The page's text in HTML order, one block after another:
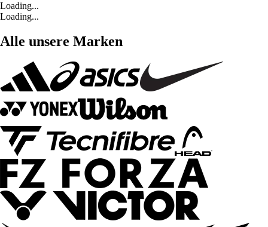
Loading...
Loading...
Alle unsere Marken